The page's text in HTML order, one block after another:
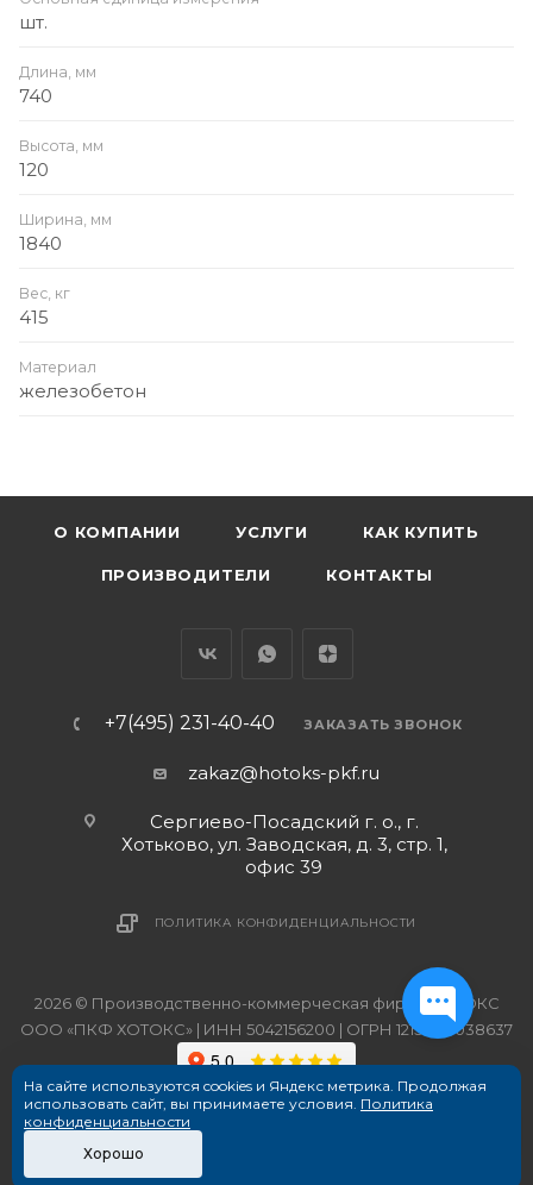
шт.
Длина, мм
740
Высота, мм
120
Ширина, мм
1840
Вес, кг
415
Материал
железобетон
О КОМПАНИИ УСЛУГИ КАК КУПИТЬ
ПРОИЗВОДИТЕЛИ КОНТАКТЫ
+7(495) 231-40-40 ЗАКАЗАТЬ ЗВОНОК
zakaz@hotoks-pkf.ru
Сергиево-Посадский г. о., г.
Хотьково, ул. Заводская, д. 3, стр. 1,
офис 39
ПОЛИТИКА КОНФИДЕНЦИАЛЬНОСТИ
2026 © Производственно-коммерческая фирма ХОТОКС
ООО «ПКФ ХОТОКС» | ИНН 5042156200 | ОГРН 1215000038637
На сайте используются cookies и Яндекс метрика. Продолжая
использовать сайт, вы принимаете условия. Политика
конфиденциальности
Хорошо